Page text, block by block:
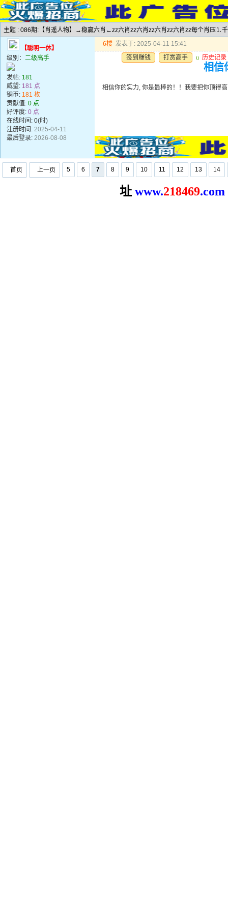
主题 : 086期:【肖遥人物】→稳赢六肖←zz六肖zz六肖zz六肖zz六肖zz每个肖压⒈
【聪明一休】
级别： 二级高手
发帖: 181
威望: 181 点
铜币: 181 枚
贡献值: 0 点
好评度: 0 点
在线时间: 0(时)
注册时间: 2025-04-11
最后登录: 2026-08-08
6楼 发表于: 2025-04-11 15:41
签到赚钱
打赏高手 u 历史记录
相信
相信你的实力, 你是最棒的！！我要把你顶得
首页 上一页 5 6 7 8 9 10 11 12 13 14
址 www.218469.com